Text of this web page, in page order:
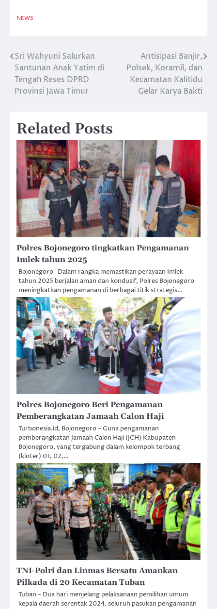
NEWS
Navigasi
pos
Sri Wahyuni Salurkan
Santunan Anak Yatim di
Tengah Reses DPRD
Provinsi Jawa Timur
Antisipasi Banjir,
Polsek, Koramil, dan
Kecamatan Kalitidu
Gelar Karya Bakti
Related Posts
Polres Bojonegoro tingkatkan Pengamanan
Imlek tahun 2025
Bojonegoro- Dalam rangka memastikan perayaan Imlek
tahun 2025 berjalan aman dan kondusif, Polres Bojonegoro
meningkatkan pengamanan di berbagai titik strategis…
Polres Bojonegoro Beri Pengamanan
Pemberangkatan Jamaah Calon Haji
Turbonesia.id, Bojonegoro – Guna pengamanan
pemberangkatan Jamaah Calon Haji (JCH) Kabupaten
Bojonegoro, yang tergabung dalam kelompok terbang
(kloter) 01, 02,…
TNI-Polri dan Linmas Bersatu Amankan
Pilkada di 20 Kecamatan Tuban
Tuban – Dua hari menjelang pelaksanaan pemilihan umum
kepala daerah serentak 2024, seluruh pasukan pengamanan